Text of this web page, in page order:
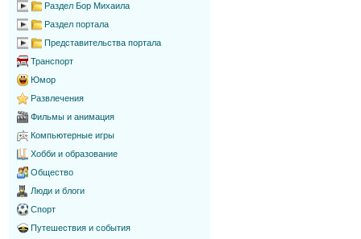
Раздел Бор Михаила
Раздел портала
Представительства портала
Транспорт
Юмор
Развлечения
Фильмы и анимация
Компьютерные игры
Хобби и образование
Общество
Люди и блоги
Спорт
Путешествия и события